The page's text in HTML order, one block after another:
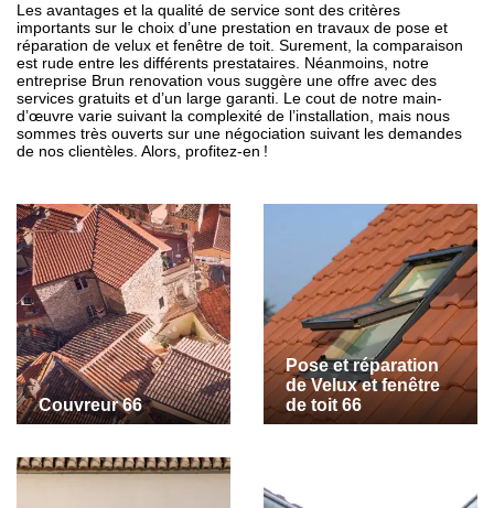
Les avantages et la qualité de service sont des critères
importants sur le choix d’une prestation en travaux de pose et
réparation de velux et fenêtre de toit. Surement, la comparaison
est rude entre les différents prestataires. Néanmoins, notre
entreprise Brun renovation vous suggère une offre avec des
services gratuits et d’un large garanti. Le cout de notre main-
d’œuvre varie suivant la complexité de l’installation, mais nous
sommes très ouverts sur une négociation suivant les demandes
de nos clientèles. Alors, profitez-en !
Couvreur 66
Pose et réparation
de Velux et fenêtre
de toit 66